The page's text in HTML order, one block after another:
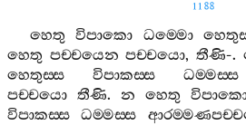
1188
හෙතු විපාකො ධම‍්මො
හෙතු පච‍්චයෙන පච‍්චයො,තීණි-.
හෙතුස‍්ස
විපාකස‍්ස ධම‍්මස‍්ස
පච‍්චයො තීණි. න හෙතු
විපාකස‍්ස
ධම‍්මස‍්ස